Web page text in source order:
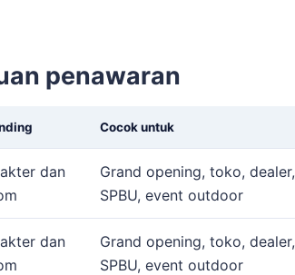
penawaran
Cocok untuk
dan
Grand opening, toko, dealer,
SPBU, event outdoor
dan
Grand opening, toko, dealer,
SPBU, event outdoor